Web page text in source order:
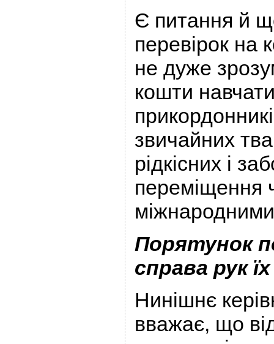
Є питання й
перевірок на
не дуже
кошти
звичайних
рідкісних і
переміщення
Порятунок
справа рук
Нинішнє
вважає, що